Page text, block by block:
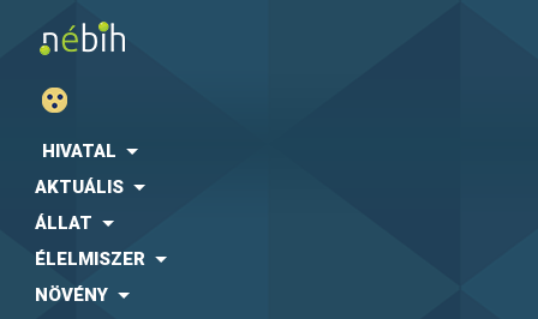
HIVATAL
AKTUÁLIS
ÁLLAT
ÉLELMISZER
NÖVÉNY